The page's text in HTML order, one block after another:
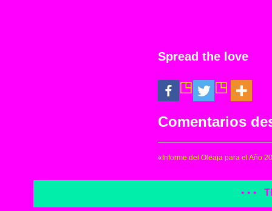
Spread the love
Comentarios
« Informe del Oleaja para el Año
• • •